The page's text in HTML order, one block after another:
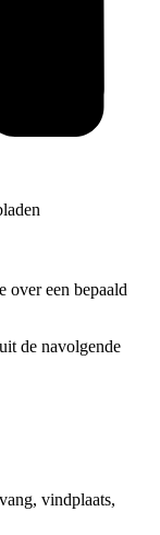
over een bepaald
de navolgende
vindplaats,